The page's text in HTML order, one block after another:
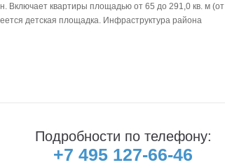
Включает квартиры площадью от 65 до 291,0 кв. м (от
детская площадка. Инфраструктура района
Подробности по телефону:
+7 495 127-66-46